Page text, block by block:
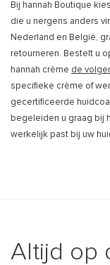
Bij hannah Boutique
die u nergens anders
Nederland en België,
retourneren. Bestelt u
hannah crème de
specifieke crème of
gecertificeerde
begeleiden u graag bij
werkelijk past bij uw
Altijd op